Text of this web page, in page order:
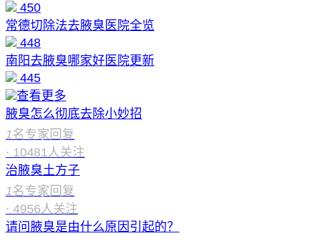
450
常德切除法去腋臭医院全览
448
南阳去腋臭哪家好医院更新
445
查看更多
腋臭怎么彻底去除小妙招
1名专家回复
· 10481人关注
治腋臭土方子
1名专家回复
· 4956人关注
请问腋臭是由什么原因引起的？